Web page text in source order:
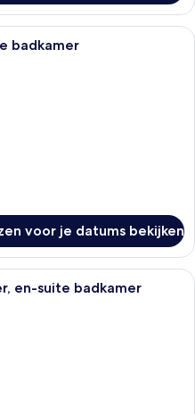
Een hotelkamer met twee bedden,
badkamer
voor je datums bekijken
Hotelkamer met een houten
en-suite badkamer